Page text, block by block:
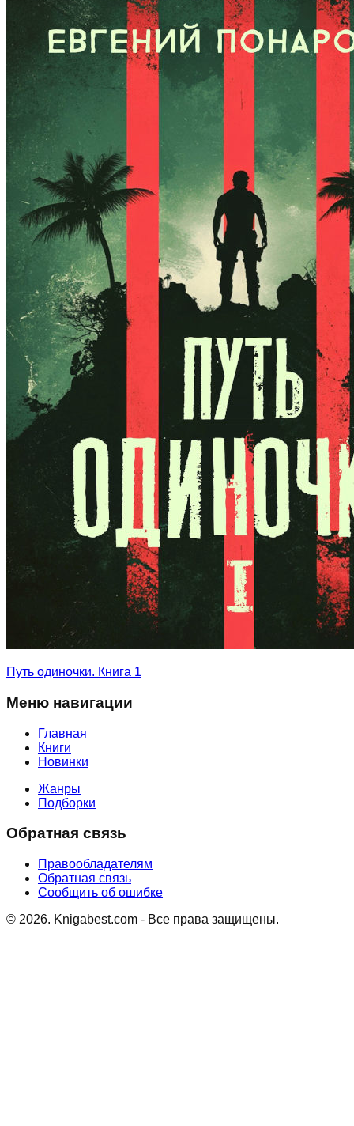
Путь одиночки. Книга 1
Меню навигации
Главная
Книги
Новинки
Жанры
Подборки
Обратная связь
Правообладателям
Обратная связь
Сообщить об ошибке
© 2026. Knigabest.com - Все права защищены.